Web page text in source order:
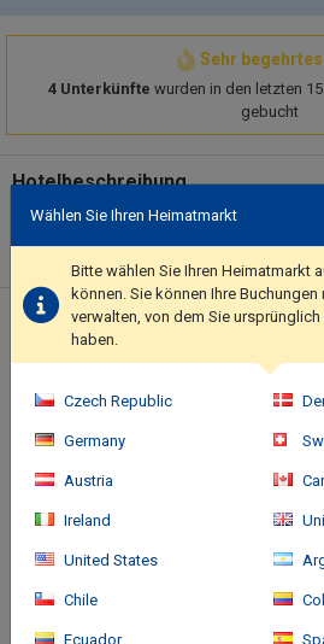
Sehr
4 Unterkünfte wurden in den letzten
gebucht
Hotelbeschreibung
Relax at the full-service spa, where you
convenience of ski-in/ski-out access at
features a health club and an indoor
features complimentary wireless
services, and an arcade/game room.
nearby destinations on the
property has received its official star
amenities include a business center,
Standort des Hotels
Wählen Sie Ihren Heimatmarkt
Bitte wählen Sie Ihren Heimatmarkt
können. Sie können Ihre
verwalten, von dem Sie
haben.
Czech Republic
Germany
Austria
Ireland
United States
Chile
Ecuador